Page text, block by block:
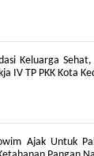
Keluarga
IV TP PKK Kota
Ajak Untuk